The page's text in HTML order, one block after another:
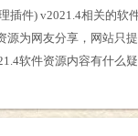
件) v2021.4相关的软
为网友分享，网站只
软件资源内容有什么